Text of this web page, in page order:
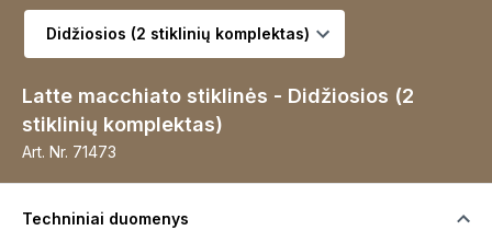
Pasirinkite variantą
Latte macchiato stiklinės - Didžiosios (2
stiklinių komplektas)
Art. Nr. 71473
Techniniai duomenys